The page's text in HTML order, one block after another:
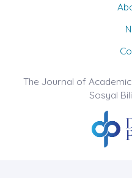
The Journal of
Sosyal